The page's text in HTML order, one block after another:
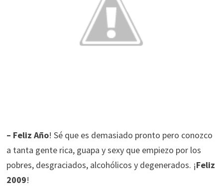
– Feliz Año! Sé que es demasiado pronto pero conozco
a tanta gente rica, guapa y sexy que empiezo por los
pobres, desgraciados, alcohólicos y degenerados. ¡Feliz
2009!